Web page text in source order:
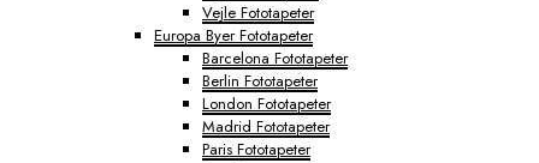
Vejle Fototapeter
Europa Byer Fototapeter
Barcelona Fototapeter
Berlin Fototapeter
London Fototapeter
Madrid Fototapeter
Paris Fototapeter